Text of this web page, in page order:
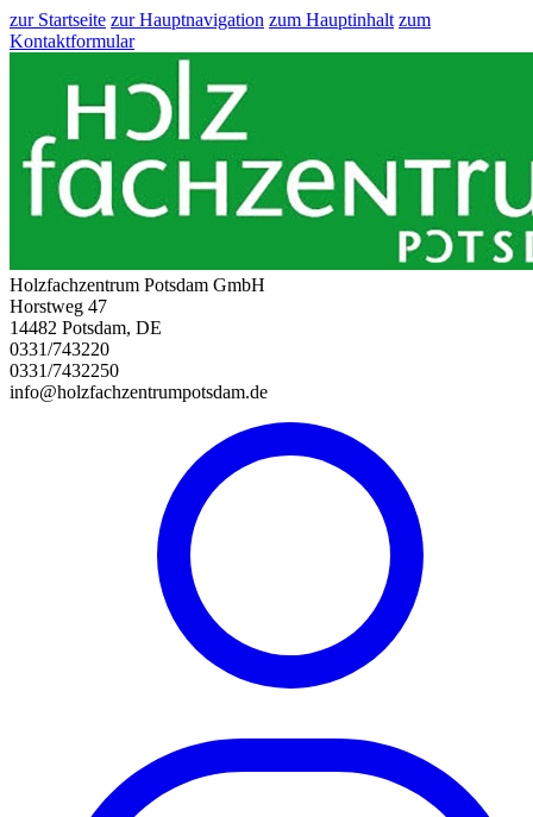
zur Startseite zur Hauptnavigation zum Hauptinhalt zum
Kontaktformular
Holzfachzentrum Potsdam GmbH
Horstweg 47
14482 Potsdam, DE
0331/743220
0331/7432250
info@holzfachzentrumpotsdam.de